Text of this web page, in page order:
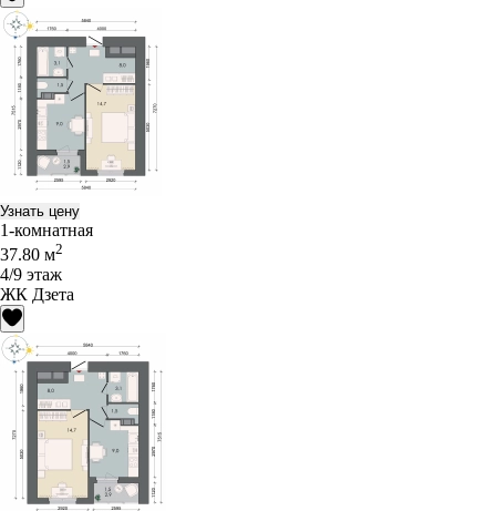
Узнать цену
1-комнатная
37.80 м2
4/9 этаж
ЖК Дзета